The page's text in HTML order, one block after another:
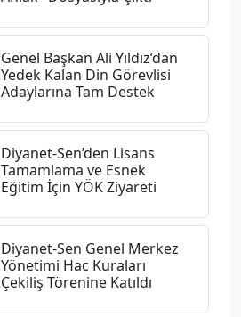
Genel Başkan Ali Yıldız’dan
Yedek Kalan Din Görevlisi
Adaylarına Tam Destek
Diyanet-Sen’den Lisans
Tamamlama ve Esnek
Eğitim İçin YÖK Ziyareti
Diyanet-Sen Genel Merkez
Yönetimi Hac Kuraları
Çekiliş Törenine Katıldı